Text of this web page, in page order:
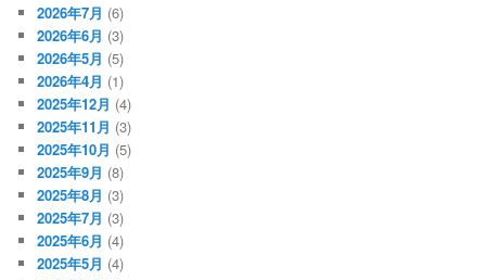
2026年7月 (6)
2026年6月 (3)
2026年5月 (5)
2026年4月 (1)
2025年12月 (4)
2025年11月 (3)
2025年10月 (5)
2025年9月 (8)
2025年8月 (3)
2025年7月 (3)
2025年6月 (4)
2025年5月 (4)